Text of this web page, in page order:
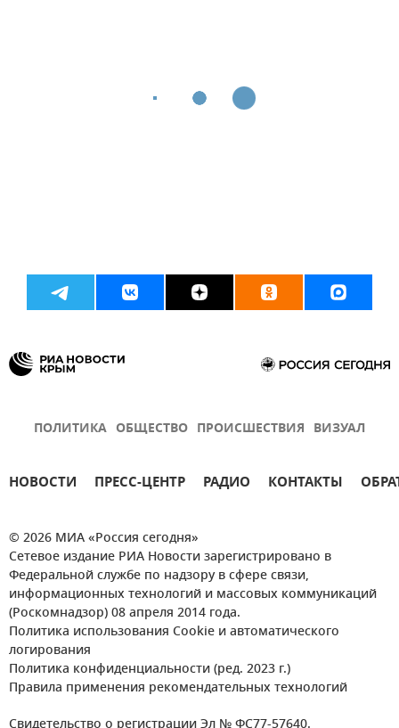
ПОЛИТИКА ОБЩЕСТВО ПРОИСШЕСТВИЯ ВИЗУАЛ
НОВОСТИ ПРЕСС-ЦЕНТР РАДИО КОНТАКТЫ
© 2026 МИА «Россия сегодня»
Сетевое издание РИА Новости зарегистрировано в
Федеральной службе по надзору в сфере связи,
информационных технологий и массовых коммуникаций
(Роскомнадзор) 08 апреля 2014 года.
Политика использования Cookie и автоматического
логирования
Политика конфиденциальности (ред. 2023 г.)
Правила применения рекомендательных технологий